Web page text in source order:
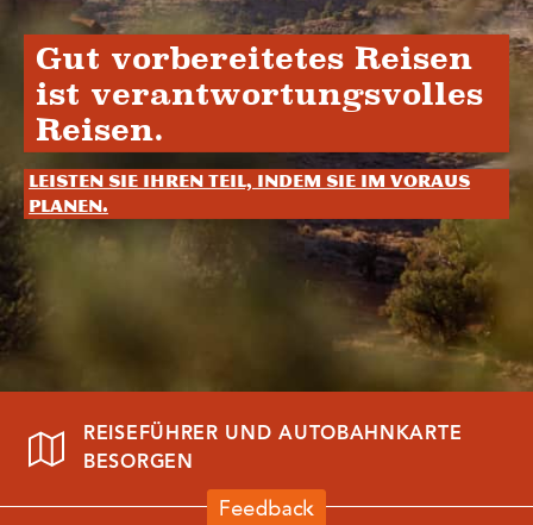
Gut vorbereitetes Reisen
ist verantwortungsvolles
Reisen.
Leisten Sie Ihren Teil, indem Sie im Voraus
planen.
REISEFÜHRER UND AUTOBAHNKARTE
BESORGEN